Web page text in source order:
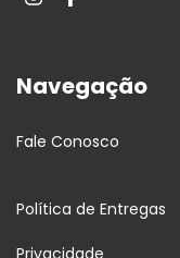
Navegação
Fale Conosco
Política de Entregas